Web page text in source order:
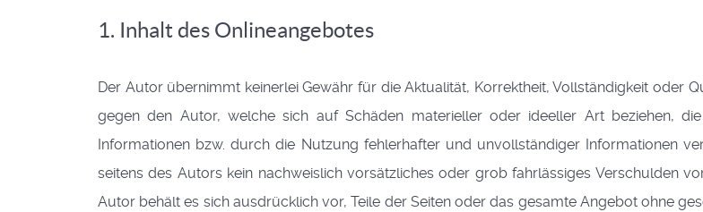
1. Inhalt des Onlineangebotes
Der Autor übernimmt keinerlei Gewähr für die Aktualität, Korrektheit, Vollständigkeit oder
gegen den Autor, welche sich auf Schäden materieller oder ideeller Art beziehen,
Informationen bzw. durch die Nutzung fehlerhafter und unvollständiger Informationen
seitens des Autors kein nachweislich vorsätzliches oder grob fahrlässiges Verschulden
Autor behält es sich ausdrücklich vor, Teile der Seiten oder das gesamte Angebot ohne